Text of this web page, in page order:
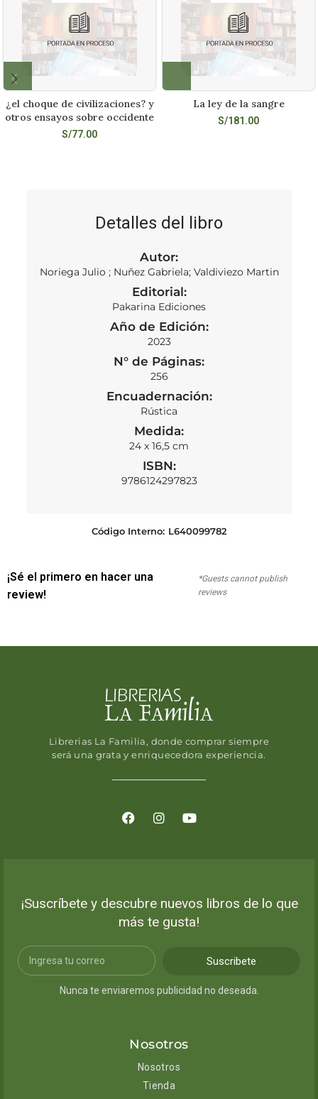
¿el choque de civilizaciones? y
otros ensayos sobre occidente
S/77.00
La ley de la sangre
S/181.00
Detalles del libro
Autor:
Noriega Julio ; Nuñez Gabriela; Valdiviezo Martin
Editorial:
Pakarina Ediciones
Año de Edición:
2023
N° de Páginas:
256
Encuadernación:
Rústica
Medida:
24 x 16,5 cm
ISBN:
9786124297823
Código Interno: L640099782
¡Sé el primero en hacer una
review!
*Guests cannot publish
reviews
Librerias La Familia, donde comprar siempre
será una grata y enriquecedora experiencia.
¡Suscríbete y descubre nuevos libros de lo que
más te gusta!
Suscribete
Nunca te enviaremos publicidad no deseada.
Nosotros
Nosotros
Tienda